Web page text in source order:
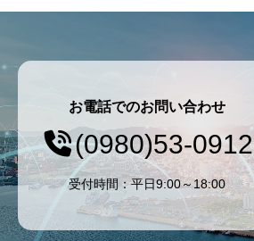
お電話でのお問い合わせ
(0980)53-0912
受付時間：平日9:00～18:00